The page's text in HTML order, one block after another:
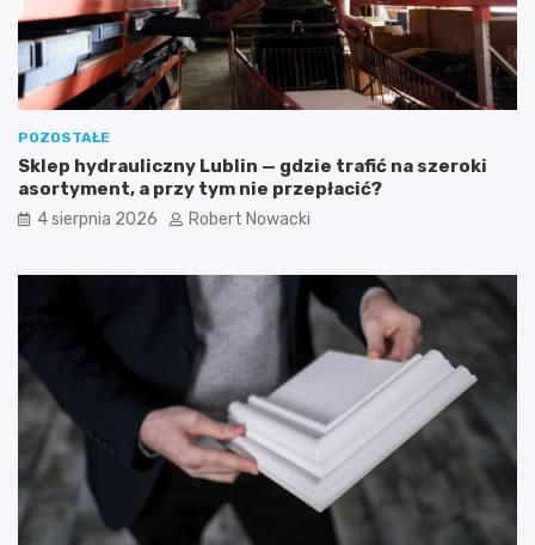
t
y
c
n
e
i
b
c
z
n
z
w
i
k
a
z
w
k
i
POZOSTAŁE
Sklep hydrauliczny Lublin — gdzie trafić na szeroki
asortyment, a przy tym nie przepłacić?
4 sierpnia 2026 Robert Nowacki